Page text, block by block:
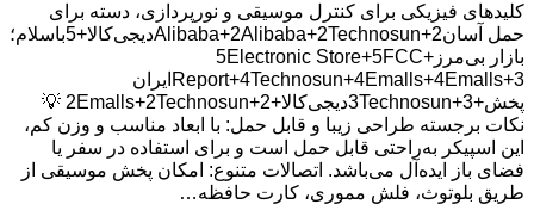
کلیدهای فیزیکی برای کنترل موسیقی و نورپردازی، دسته برای
حمل آسانAlibaba+2Alibaba+2Technosun+2دیجی‌کالا+5باسلام؛
بازار بی‌مرز+5Electronic Store+5FCC
Report+4Technosun+4Emalls+4Emalls+3ایران
پخش+3Technosun+3دیجی‌کالا+2Emalls+2Technosun+2 💡
نکات برجسته طراحی زیبا و قابل حمل: با ابعاد مناسب و وزن کم،
این اسپیکر به‌راحتی قابل حمل است و برای استفاده در سفر یا
فضای باز ایده‌آل می‌باشد. اتصالات متنوع: امکان پخش موسیقی از
طریق بلوتوث، فلش مموری، کارت حافظه…